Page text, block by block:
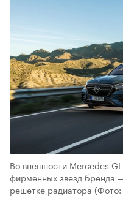
Во внешности Mercedes
фирменных звезд бренда
решетке радиатора (Фото: